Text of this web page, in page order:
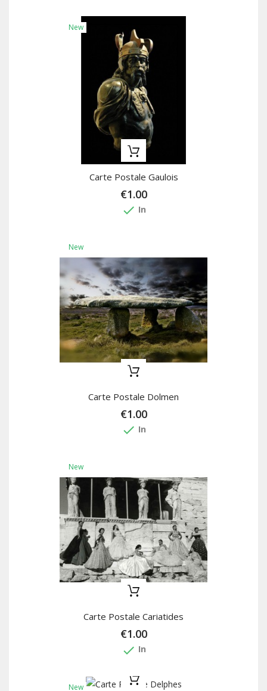
New
Carte Postale Gaulois
€1.00
done In
New
Carte Postale Dolmen
€1.00
done In
New
Carte Postale Cariatides
€1.00
done In
New